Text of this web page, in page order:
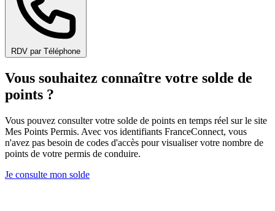
RDV par Téléphone
Vous souhaitez connaître votre solde de
points ?
Vous pouvez consulter votre solde de points en temps réel sur le site
Mes Points Permis. Avec vos identifiants FranceConnect, vous
n'avez pas besoin de codes d'accès pour visualiser votre nombre de
points de votre permis de conduire.
Je consulte mon solde